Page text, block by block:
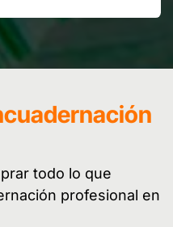
todo lo que
profesional en